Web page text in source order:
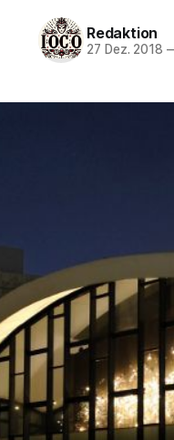
Redaktion
27 Dez. 2018